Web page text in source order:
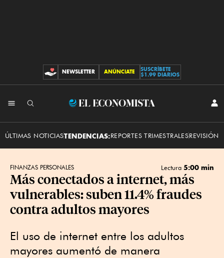
CONTRIBUCIONES
NEWSLETTER ANÚNCIATE
SUSCRÍBETE
$1.99 DIARIOS
El
ÚLTIMAS NOTICIASTENDENCIAS:REPORTES TRIMESTRALESREVISIÓN
FINANZAS PERSONALES Lectura 5:00 min
Más conectados a internet, más
vulnerables: suben 11.4% fraudes
contra adultos mayores
El uso de internet entre los adultos
mayores aumentó de manera